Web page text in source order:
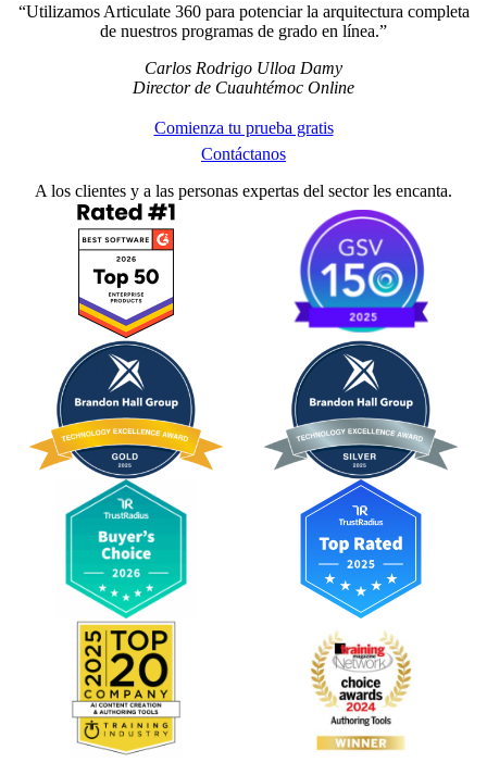
Utilizamos Articulate 360 para potenciar la arquitectura completa
de nuestros programas de grado en línea.
Carlos Rodrigo Ulloa Damy
Director de Cuauhtémoc Online
Comienza tu prueba gratis
Contáctanos
A los clientes y a las personas expertas del sector les encanta.